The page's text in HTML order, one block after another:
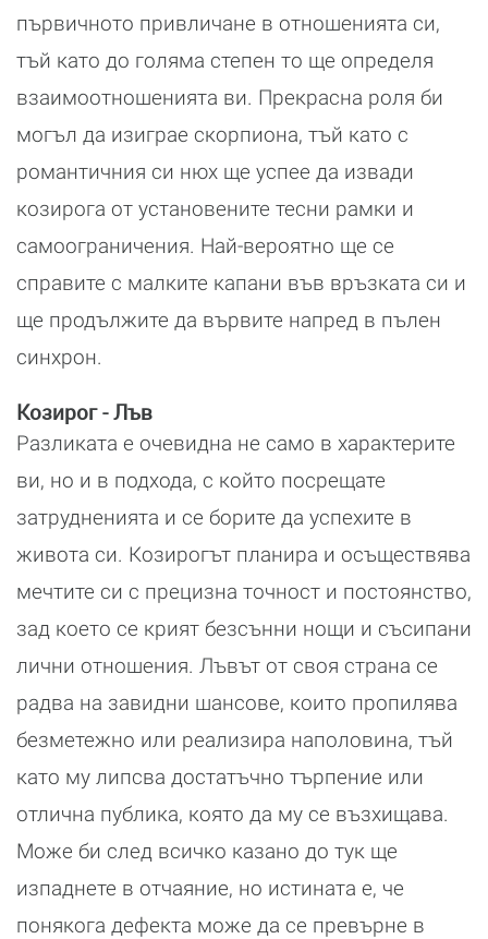
първичното привличане в отношенията си,
тъй като до голяма степен то ще определя
взаимоотношенията ви. Прекрасна роля би
могъл да изиграе скорпиона, тъй като с
романтичния си нюх ще успее да извади
козирога от установените тесни рамки и
самоограничения. Най-вероятно ще се
справите с малките капани във връзката си и
ще продължите да вървите напред в пълен
синхрон.
Козирог - Лъв
Разликата е очевидна не само в характерите
ви, но и в подхода, с който посрещате
затрудненията и се борите да успехите в
живота си. Козирогът планира и осъществява
мечтите си с прецизна точност и постоянство,
зад което се крият безсънни нощи и съсипани
лични отношения. Лъвът от своя страна се
радва на завидни шансове, които пропилява
безметежно или реализира наполовина, тъй
като му липсва достатъчно търпение или
отлична публика, която да му се възхищава.
Може би след всичко казано до тук ще
изпаднете в отчаяние, но истината е, че
понякога дефекта може да се превърне в